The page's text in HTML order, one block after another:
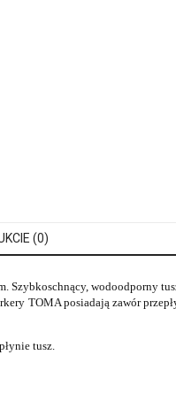
(0)
Szybkoschnący, wodoodporny
TOMA posiadają zawór
tusz.